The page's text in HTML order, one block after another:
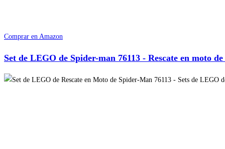
Comprar en Amazon
Set de LEGO de Spider-man 76113 - Rescate en moto